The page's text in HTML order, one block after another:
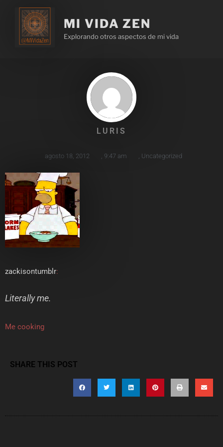
MI VIDA ZEN
Explorando otros aspectos de mi vida
LURIS
agosto 18, 2012 9:47 am Uncategorized
zackisontumblr:
Literally me.
Me cooking
SHARE THIS POST